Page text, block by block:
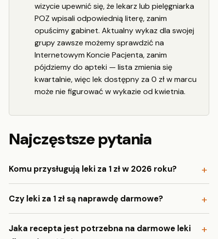
wizycie upewnić się, że lekarz lub pielęgniarka
POZ wpisali odpowiednią literę, zanim
opuścimy gabinet. Aktualny wykaz dla swojej
grupy zawsze możemy sprawdzić na
Internetowym Koncie Pacjenta, zanim
pójdziemy do apteki — lista zmienia się
kwartalnie, więc lek dostępny za 0 zł w marcu
może nie figurować w wykazie od kwietnia.
Najczęstsze pytania
Komu przysługują leki za 1 zł w 2026 roku?
Czy leki za 1 zł są naprawdę darmowe?
Jaka recepta jest potrzebna na darmowe leki